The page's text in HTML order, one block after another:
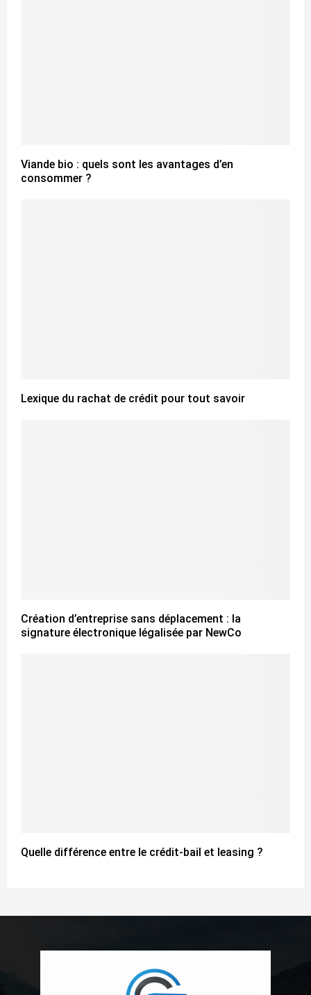
Viande bio : quels sont les avantages d’en
consommer ?
Lexique du rachat de crédit pour tout savoir
Création d’entreprise sans déplacement : la
signature électronique légalisée par NewCo
Quelle différence entre le crédit-bail et leasing ?